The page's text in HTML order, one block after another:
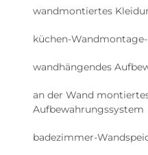
wandmontiertes
küchen-
wandhängendes
an der Wand
Aufbewahrungssystem
badezimmer-